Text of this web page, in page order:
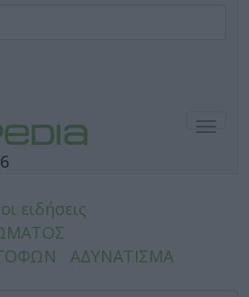
ειδήσεις
ΑΔΥΝΑΤΙΣΜΑ